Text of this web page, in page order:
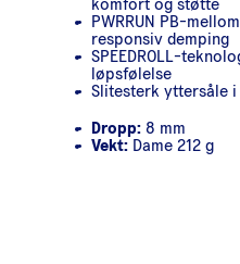
komfort og støtte
PWRRUN PB-
responsiv demping
SPEEDROLL-
løpsfølelse
Slitesterk yttersåle
Dropp: 8 mm
Vekt: Dame 212 g